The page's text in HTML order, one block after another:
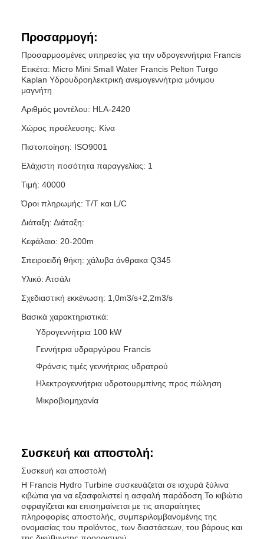
Προσαρμογή:
Προσαρμοσμένες υπηρεσίες για την υδρογεννήτρια Francis
Ετικέτα: Micro Mini Small Water Francis Pelton Turgo
Kaplan Υδρουδροηλεκτρική ανεμογεννήτρια μόνιμου
μαγνήτη
Αριθμός μοντέλου: HLA-2420
Χώρος προέλευσης: Κίνα
Πιστοποίηση: ISO9001
Ελάχιστη ποσότητα παραγγελίας: 1
Τιμή: 40000
Όροι πληρωμής: T/T και L/C
Διάταξη: Διάταξη:
Κεφάλαιο: 20-200m
Σπειροειδή θήκη: χάλυβα άνθρακα Q345
Υλικό: Ατσάλι
Σχεδιαστική εκκένωση: 1,0m3/s+2,2m3/s
Βασικά χαρακτηριστικά:
Υδρογεννήτρια 100 kW
Γεννήτρια υδραργύρου Francis
Φράνσις τιμές γεννήτριας υδρατρού
Ηλεκτρογεννήτρια υδροτουρμπίνης προς πώληση
Μικροβιομηχανία
Συσκευή και αποστολή:
Συσκευή και αποστολή
Η Francis Hydro Turbine συσκευάζεται σε ισχυρά ξύλινα
κιβώτια για να εξασφαλιστεί η ασφαλή παράδοση.Το κιβώτιο
σφραγίζεται και επισημαίνεται με τις απαραίτητες
πληροφορίες αποστολής, συμπεριλαμβανομένης της
ονομασίας του προϊόντος, των διαστάσεων, του βάρους και